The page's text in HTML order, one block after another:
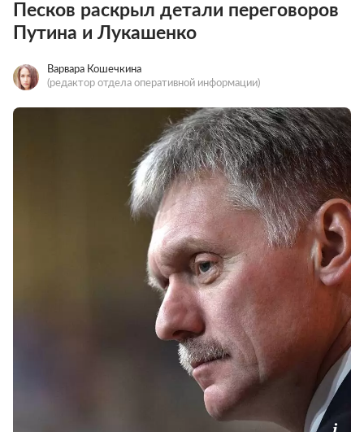
Песков раскрыл детали переговоров
Путина и Лукашенко
Варвара Кошечкина
(редактор отдела оперативной информации)